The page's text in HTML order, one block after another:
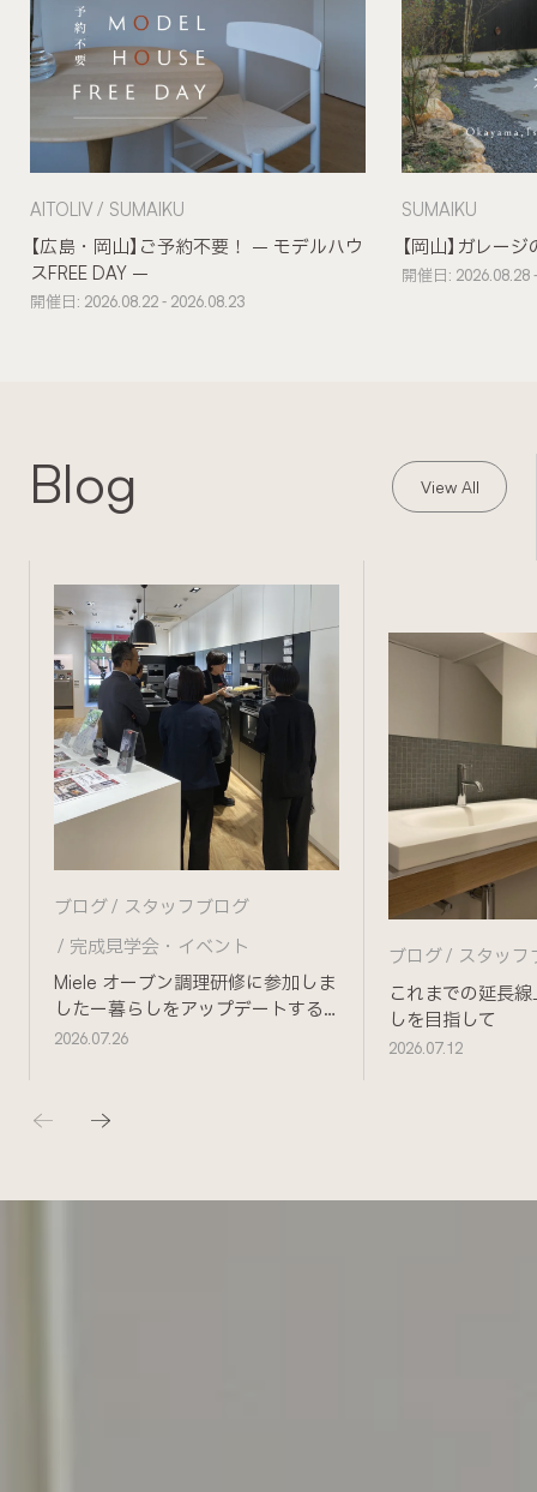
【広島・岡山】ご予約不要！ – モデルハウ
スFREE DAY –
AITOLIV SUMAIKU
開催日: 2026.08.22 - 2026.08.23
【岡山】ガレー
SUMAIKU
開催日: 2026.08.28
Blog View All
Miele オーブン調理研修に参加しま
したー暮らしをアップデートする
ためにー
ブログ
スタッフブログ
完成見学会・イベント
2026.07.26
これまでの延長
しを目指して
ブログ スタッフ
2026.07.12